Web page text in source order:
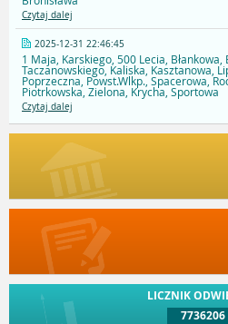
Czytaj dalej
2025-12-31 22:46:45
1 Maja, Karskiego, 500 Lecia,
Taczanowskiego, Kaliska, Kasztanowa,
Poprzeczna, Powst.Wlkp., Spacerowa,
Piotrkowska, Zielona, Krycha, Sportowa
Czytaj dalej
LICZNIK
7736206